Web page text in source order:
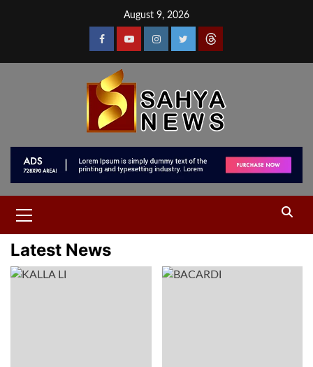
August 9, 2026
Latest News